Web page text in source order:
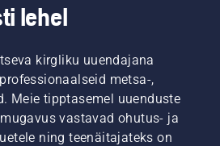
lehel
kirgliku uuendajana
metsa-,
Meie tipptasemel uuenduste
vastavad ohutus- ja
ning teenäitajateks on